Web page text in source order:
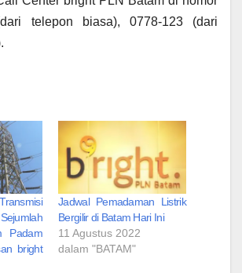
telepon biasa), 0778-123 (dari
Padam
bright
Jadwal Pemadaman Listrik
Bergilir di Batam Hari Ini
11 Agustus 2022
dalam "BATAM"